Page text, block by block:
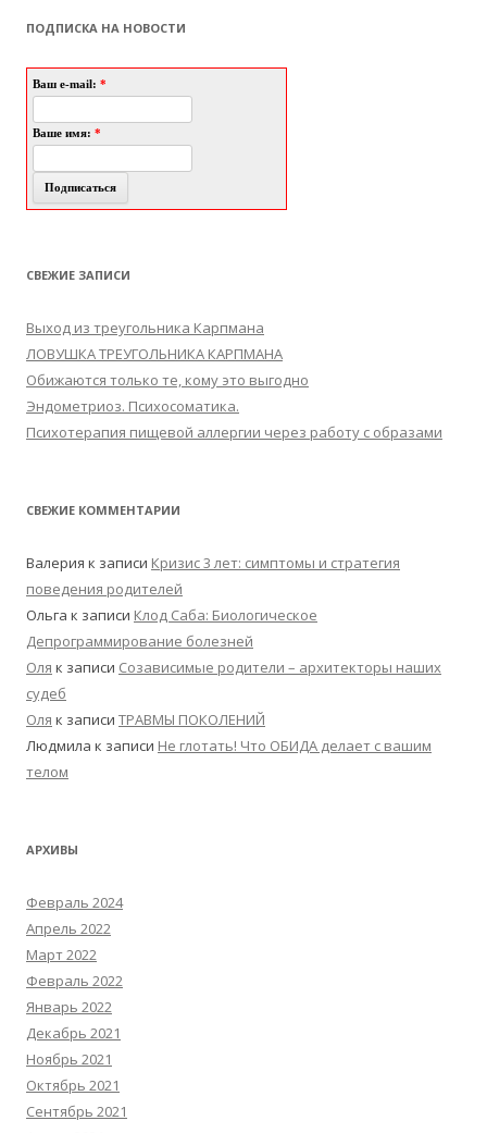
ПОДПИСКА НА НОВОСТИ
Ваш e-mail: *
Ваше имя: *
СВЕЖИЕ ЗАПИСИ
Выход из треугольника Карпмана
ЛОВУШКА ТРЕУГОЛЬНИКА КАРПМАНА
Обижаются только те, кому это выгодно
Эндометриоз. Психосоматика.
Психотерапия пищевой аллергии через работу с образами
СВЕЖИЕ КОММЕНТАРИИ
Валерия к записи Кризис 3 лет: симптомы и стратегия
поведения родителей
Ольга к записи Клод Саба: Биологическое
Депрограммирование болезней
Оля к записи Созависимые родители – архитекторы наших
судеб
Оля к записи ТРАВМЫ ПОКОЛЕНИЙ
Людмила к записи Не глотать! Что ОБИДА делает с вашим
телом
АРХИВЫ
Февраль 2024
Апрель 2022
Март 2022
Февраль 2022
Январь 2022
Декабрь 2021
Ноябрь 2021
Октябрь 2021
Сентябрь 2021